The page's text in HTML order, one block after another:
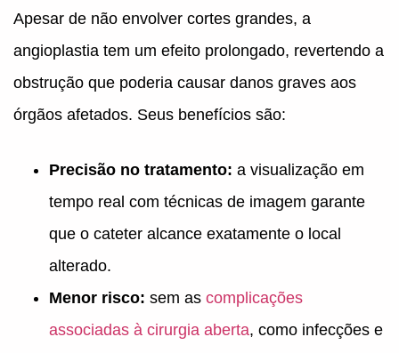
Apesar de não envolver cortes grandes, a
angioplastia tem um efeito prolongado, revertendo a
obstrução que poderia causar danos graves aos
órgãos afetados. Seus benefícios são:
Precisão no tratamento: a visualização em
tempo real com técnicas de imagem garante
que o cateter alcance exatamente o local
alterado.
Menor risco: sem as complicações
associadas à cirurgia aberta, como infecções e